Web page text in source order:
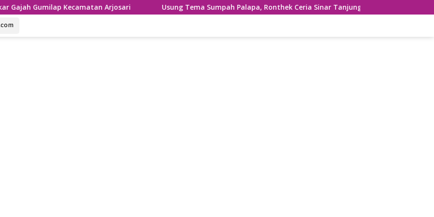
Kecamatan Arjosari Usung Tema Sumpah Palapa, Ronthek Ceria Sinar Tanjung Hibur Masyarakat Pacitan di FRP